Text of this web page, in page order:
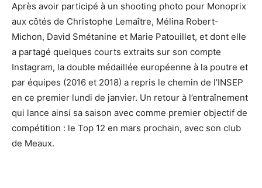
Après avoir participé à un shooting photo pour Monoprix
aux côtés de Christophe Lemaître, Mélina Robert-
Michon, David Smétanine et Marie Patouillet, et dont elle
a partagé quelques courts extraits sur son compte
Instagram, la double médaillée européenne à la poutre et
par équipes (2016 et 2018) a repris le chemin de l’INSEP
en ce premier lundi de janvier. Un retour à l’entraînement
qui lance ainsi sa saison avec comme premier objectif de
compétition : le Top 12 en mars prochain, avec son club
de Meaux.